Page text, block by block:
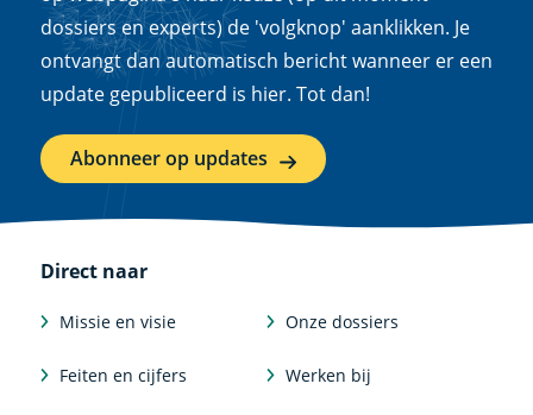
dossiers en experts) de 'volgknop' aanklikken. Je
ontvangt dan automatisch bericht wanneer er een
update gepubliceerd is hier. Tot dan!
Abonneer op updates
Direct naar
Missie en visie Onze dossiers
Feiten en cijfers Werken bij